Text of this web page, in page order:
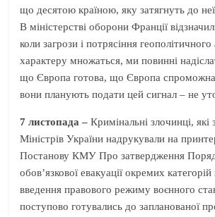
що десятою країною, яку затягнуть до
В міністерстві оборони Франції
коли загрози і потрясіння
характеру множаться, ми повинні
що Європа готова, що Європа
вони планують подати цей сигнал – не
7 листопада – Кримінальні злочинці, які
Міністрів України надрукували на
Постанову КМУ Про затвердження
обов’язкової евакуації окремих
введення правового режиму воєнного
поступово готувались до запланованої